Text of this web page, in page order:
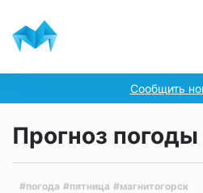
Сообщить
Прогноз
#погода #пятница #магнитогорск